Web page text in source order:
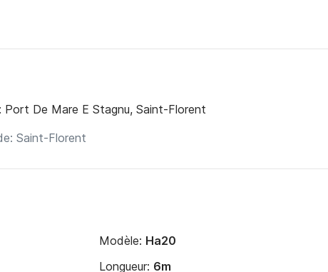
Port De Mare E Stagnu, Saint-Florent
Modèle: Ha20
Longueur: 6m